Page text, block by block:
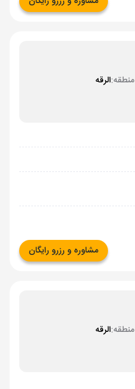
منطقه:الرقه
مشاوره و رزرو رایگان
منطقه:الرقه